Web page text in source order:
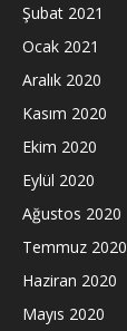
Şubat 2021
Ocak 2021
Aralık 2020
Kasım 2020
Ekim 2020
Eylül 2020
Ağustos 2020
Temmuz 2020
Haziran 2020
Mayıs 2020